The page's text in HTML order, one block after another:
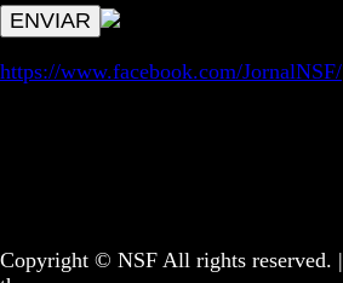
https://www.facebook.com/JornalNSF/
Copyright © NSF All rights reserved. |